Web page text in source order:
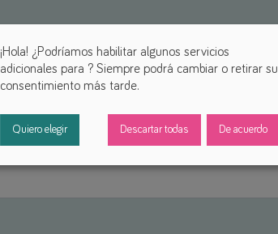
¡Hola! ¿Podríamos habilitar algunos servicios
adicionales para ? Siempre podrá cambiar o retirar su
consentimiento más tarde.
Quiero elegir Descartar todas De acuerdo